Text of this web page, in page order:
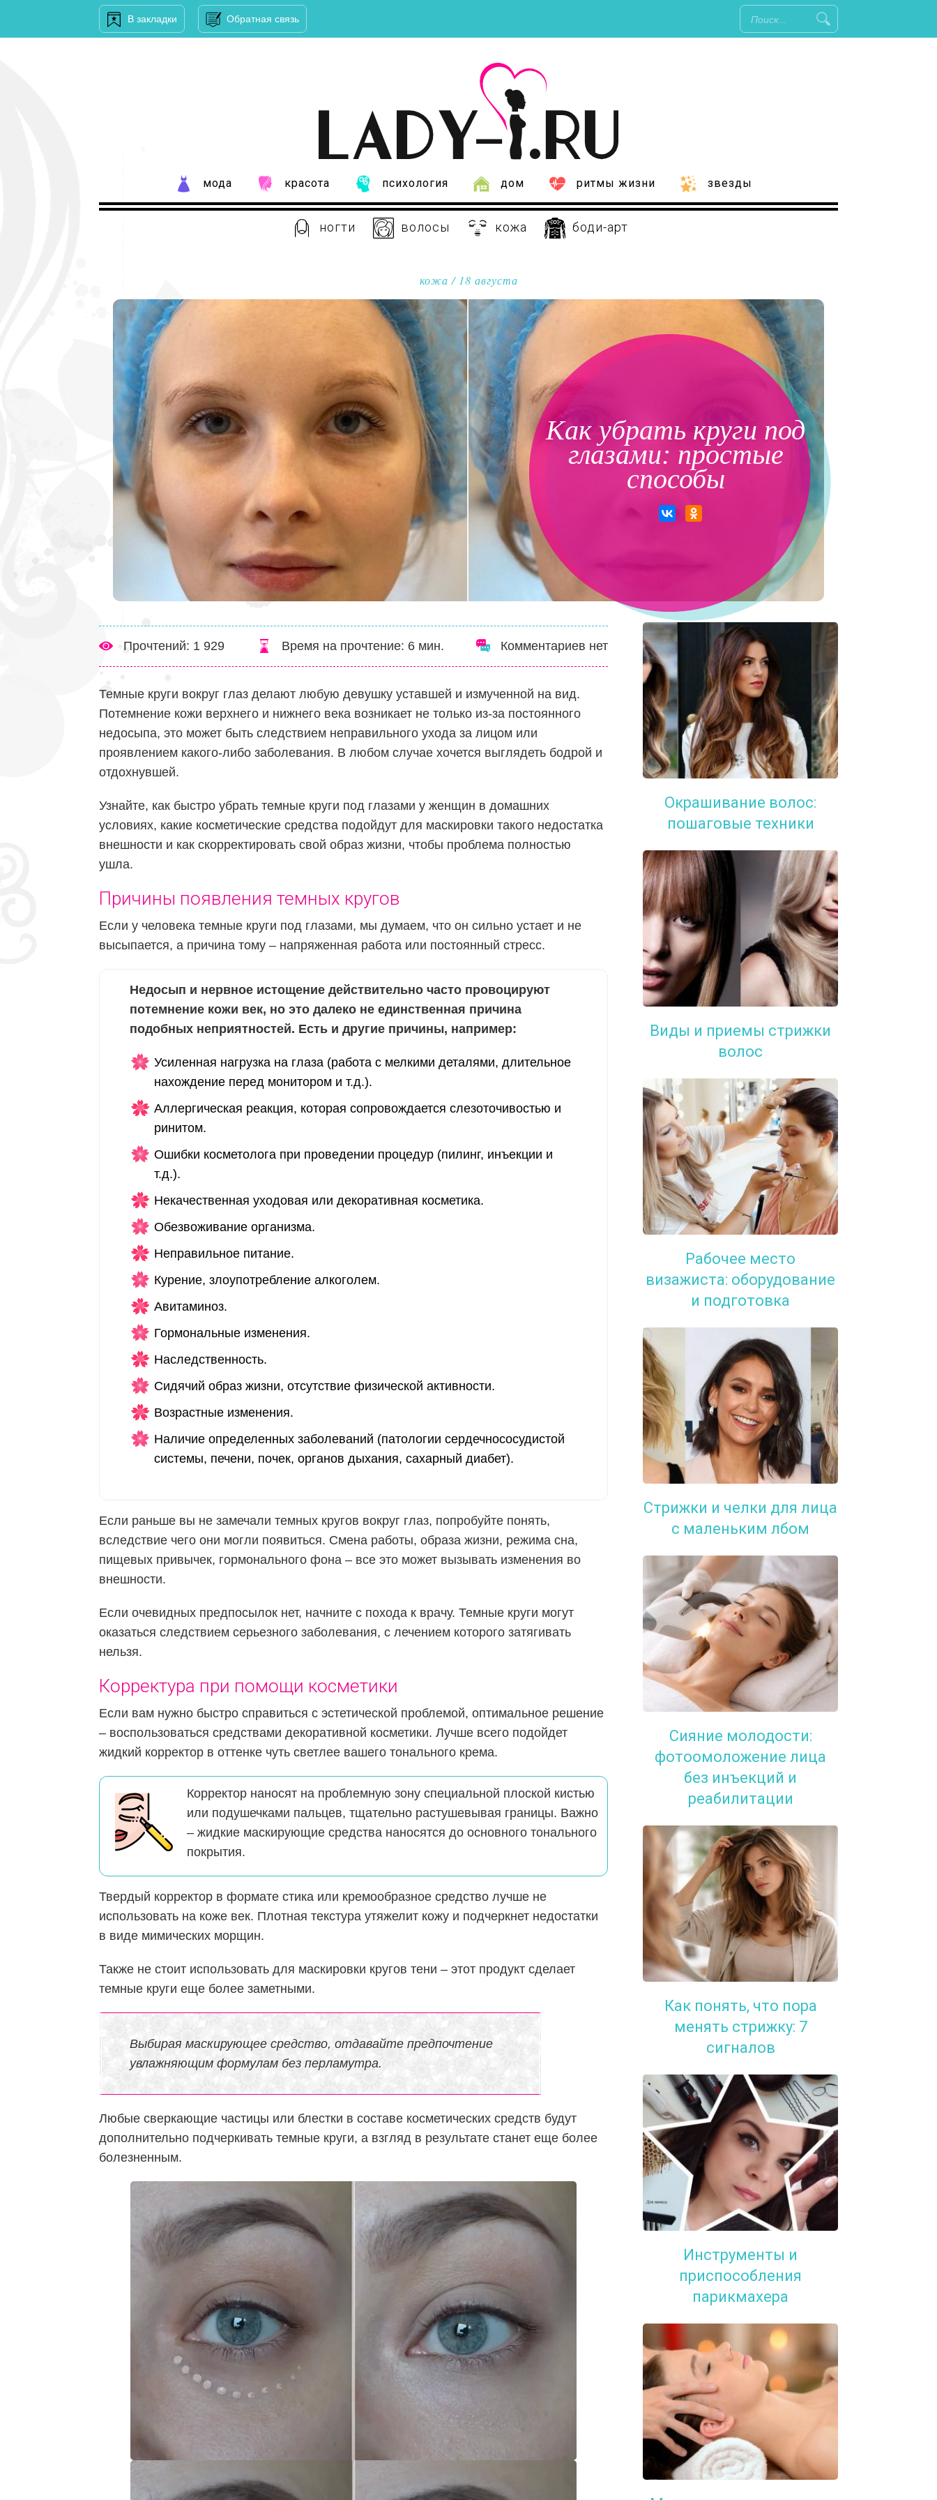
В закладки Обратная связь
мода красота психология дом ритмы жизни звезды
ногти волосы кожа боди-арт
кожа / 18 августа
Как убрать круги под
глазами: простые
способы
Прочтений: 1 929 Время на прочтение: 6 мин. Комментариев нет
Темные круги вокруг глаз делают любую девушку уставшей и измученной на вид.
Потемнение кожи верхнего и нижнего века возникает не только из-за постоянного
недосыпа, это может быть следствием неправильного ухода за лицом или
проявлением какого-либо заболевания. В любом случае хочется выглядеть бодрой и
отдохнувшей.
Узнайте, как быстро убрать темные круги под глазами у женщин в домашних
условиях, какие косметические средства подойдут для маскировки такого недостатка
внешности и как скорректировать свой образ жизни, чтобы проблема полностью
ушла.
Причины появления темных кругов
Если у человека темные круги под глазами, мы думаем, что он сильно устает и не
высыпается, а причина тому – напряженная работа или постоянный стресс.
Недосып и нервное истощение действительно часто провоцируют
потемнение кожи век, но это далеко не единственная причина
подобных неприятностей. Есть и другие причины, например:
Усиленная нагрузка на глаза (работа с мелкими деталями, длительное
нахождение перед монитором и т.д.).
Аллергическая реакция, которая сопровождается слезоточивостью и
ринитом.
Ошибки косметолога при проведении процедур (пилинг, инъекции и
т.д.).
Некачественная уходовая или декоративная косметика.
Обезвоживание организма.
Неправильное питание.
Курение, злоупотребление алкоголем.
Авитаминоз.
Гормональные изменения.
Наследственность.
Сидячий образ жизни, отсутствие физической активности.
Возрастные изменения.
Наличие определенных заболеваний (патологии сердечнососудистой
системы, печени, почек, органов дыхания, сахарный диабет).
Если раньше вы не замечали темных кругов вокруг глаз, попробуйте понять,
вследствие чего они могли появиться. Смена работы, образа жизни, режима сна,
пищевых привычек, гормонального фона – все это может вызывать изменения во
внешности.
Если очевидных предпосылок нет, начните с похода к врачу. Темные круги могут
оказаться следствием серьезного заболевания, с лечением которого затягивать
нельзя.
Корректура при помощи косметики
Если вам нужно быстро справиться с эстетической проблемой, оптимальное решение
– воспользоваться средствами декоративной косметики. Лучше всего подойдет
жидкий корректор в оттенке чуть светлее вашего тонального крема.
Корректор наносят на проблемную зону специальной плоской кистью
или подушечками пальцев, тщательно растушевывая границы. Важно
– жидкие маскирующие средства наносятся до основного тонального
покрытия.
Твердый корректор в формате стика или кремообразное средство лучше не
использовать на коже век. Плотная текстура утяжелит кожу и подчеркнет недостатки
в виде мимических морщин.
Также не стоит использовать для маскировки кругов тени – этот продукт сделает
темные круги еще более заметными.
Выбирая маскирующее средство, отдавайте предпочтение
увлажняющим формулам без перламутра.
Любые сверкающие частицы или блестки в составе косметических средств будут
дополнительно подчеркивать темные круги, а взгляд в результате станет еще более
болезненным.
Окрашивание волос:
пошаговые техники
Виды и приемы стрижки
волос
Рабочее место
визажиста: оборудование
и подготовка
Стрижки и челки для лица
с маленьким лбом
Сияние молодости:
фотоомоложение лица
без инъекций и
реабилитации
Как понять, что пора
менять стрижку: 7
сигналов
Инструменты и
приспособления
парикмахера